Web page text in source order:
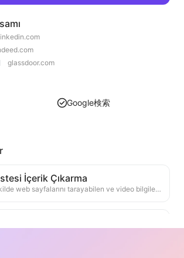
glassdoor.com
Google検索
İçerik Çıkarma
Hızlı bir şekilde web sayfalarını tarayabilen ve video bilgilerini yapılandırılmış Markdown tablosuna düzenleyebilen verimli bir web video içerik çıkarma aracı.